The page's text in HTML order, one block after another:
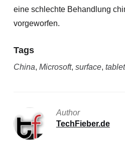
eine schlechte Behandlung
vorgeworfen.
Tags
China, Microsoft, surface, tablet
Author
TechFieber.de